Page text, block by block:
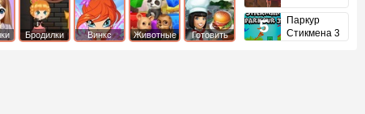
Бродилки Винкс Животные
Готовить
Паркур
Стикмена 3